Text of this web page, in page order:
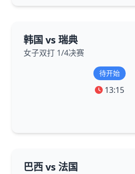
韩国 vs 瑞典
女子双打 1/4决赛
待开始
13:15
巴西 vs 法国